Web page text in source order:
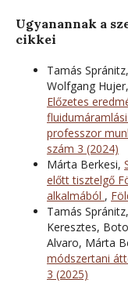
Ugyanannak a
cikkei
Tamás
Wolfgang
Előzetes
professzor
szám 3 (2024)
Márta Berkesi,
előtt tisztelgő
alkalmából ,
Tamás
Keresztes,
Alvaro, Márta
módszertani
3 (2025)